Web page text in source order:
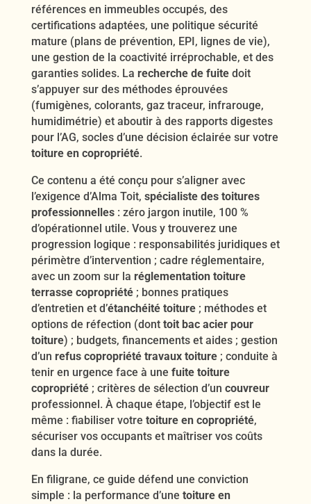
références en immeubles occupés, des
certifications adaptées, une politique sécurité
mature (plans de prévention, EPI, lignes de vie),
une gestion de la coactivité irréprochable, et des
garanties solides. La recherche de fuitedoit
s’appuyer sur des méthodes éprouvées
(fumigènes, colorants, gaz traceur, infrarouge,
humidimétrie) et aboutir à des rapports digestes
pour l’AG, socles d’une décision éclairée sur votre
toiture en copropriété.
Ce contenu a été conçu pour s’aligner avec
l’exigence d’Alma Toit, spécialiste des toitures
professionnelles: zéro jargon inutile, 100 %
d’opérationnel utile. Vous y trouverez une
progression logique : responsabilités juridiques et
périmètre d’intervention ; cadre réglementaire,
avec un zoom sur la réglementation toiture
terrasse copropriété; bonnes pratiques
d’entretien et d’étanchéité toiture; méthodes et
options de réfection (dont toit bac acier pour
toiture) ; budgets, financements et aides ; gestion
d’un refus copropriété travaux toiture; conduite à
tenir en urgence face à une fuite toiture
copropriété; critères de sélection d’un couvreur
professionnel. À chaque étape, l’objectif est le
même : fiabiliser votre toiture en copropriété,
sécuriser vos occupants et maîtriser vos coûts
dans la durée.
En filigrane, ce guide défend une conviction
simple : la performance d’une toiture en